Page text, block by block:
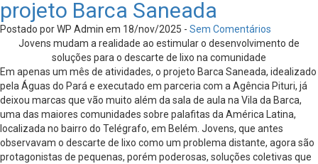
projeto Barca Saneada
Postado por WP Admin em 18/nov/2025 - Sem Comentários
Jovens mudam a realidade ao estimular o desenvolvimento de
soluções para o descarte de lixo na comunidade
Em apenas um mês de atividades, o projeto Barca Saneada, idealizado
pela Águas do Pará e executado em parceria com a Agência Pituri, já
deixou marcas que vão muito além da sala de aula na Vila da Barca,
uma das maiores comunidades sobre palafitas da América Latina,
localizada no bairro do Telégrafo, em Belém. Jovens, que antes
observavam o descarte de lixo como um problema distante, agora são
protagonistas de pequenas, porém poderosas, soluções coletivas que